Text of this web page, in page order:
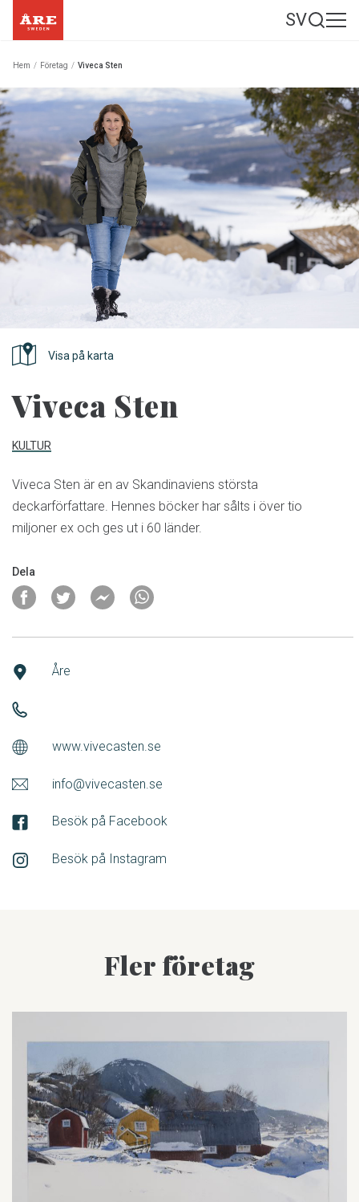
SV
Hem / Företag / Viveca Sten
Visa på karta
Viveca Sten
KULTUR
Viveca Sten är en av Skandinaviens största
deckarförfattare. Hennes böcker har sålts i över tio
miljoner ex och ges ut i 60 länder.
Dela
Åre
www.vivecasten.se
info@vivecasten.se
Besök på Facebook
Besök på Instagram
Fler företag